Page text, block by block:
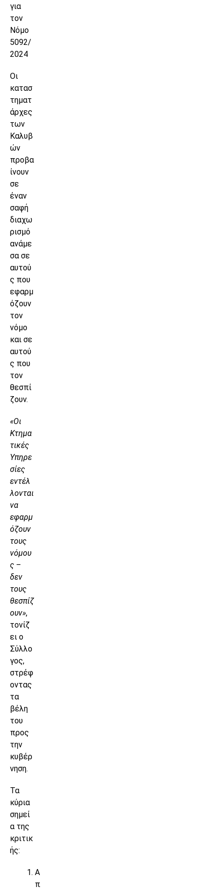
για
τον
Νόμο
5092/
2024
Οι
κατασ
τηματ
άρχες
των
Καλυβ
ών
προβα
ίνουν
σε
έναν
σαφή
διαχω
ρισμό
ανάμε
σα σε
αυτού
ς που
εφαρμ
όζουν
τον
νόμο
και σε
αυτού
ς που
τον
θεσπί
ζουν.
«Οι
Κτημα
τικές
Υπηρε
σίες
εντέλ
λονται
να
εφαρμ
όζουν
τους
νόμου
ς –
δεν
τους
θεσπίζ
ουν»,
τονίζ
ει ο
Σύλλο
γος,
στρέφ
οντας
τα
βέλη
του
προς
την
κυβέρ
νηση.
Τα
κύρια
σημεί
α της
κριτικ
ής:
Α
π